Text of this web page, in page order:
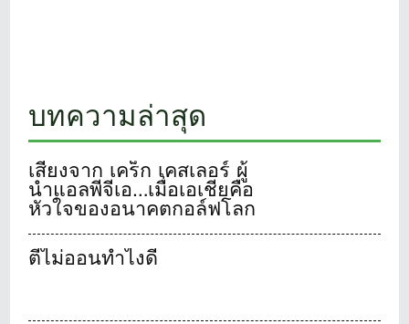
บทความล่าสุด
เสียงจาก เคร็ก เคสเลอร์ ผู้
นำแอลพีจีเอ…เมื่อเอเชียคือ
หัวใจของอนาคตกอล์ฟโลก
ตีไม่ออนทำไงดี